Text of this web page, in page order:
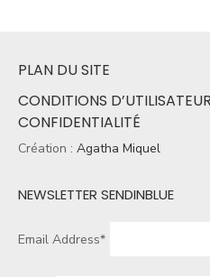
PLAN DU SITE
CONDITIONS
CONFIDENTIALITÉ
Création : Agatha Miquel
NEWSLETTER SENDINBLUE
Email Address*